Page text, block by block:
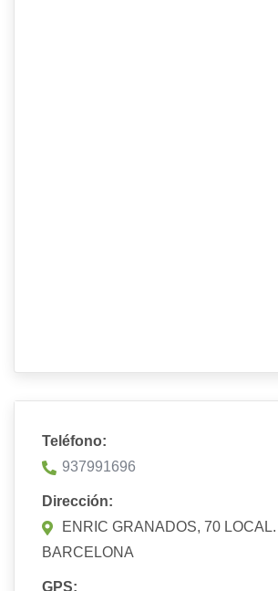
Teléfono:
937991696
Dirección:
ENRIC GRANADOS, 70
BARCELONA
GPS: